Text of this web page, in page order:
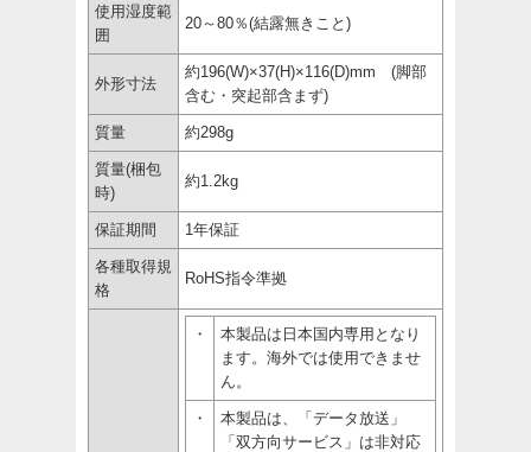
使用湿度範
囲
20～80％(結露無きこと)
外形寸法
約196(W)×37(H)×116(D)mm (脚部
含む・突起部含まず)
質量 約298g
質量(梱包
時)
約1.2kg
保証期間 1年保証
各種取得規
格
RoHS指令準拠
・
本製品は日本国内専用となり
ます。海外では使用できませ
ん。
・
本製品は、「データ放送」
「双方向サービス」は非対応